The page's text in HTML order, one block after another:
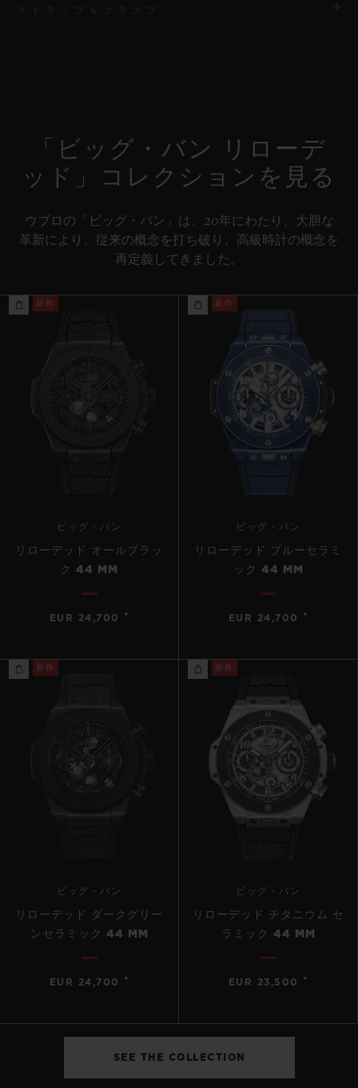
約72時間
ン入りラバーストラップ
ブラックセラミック＆チタニウム（ブラックコーティング）
「ビッグ・バン リローデ
ッド」コレクションを見る
ウブロの「ビッグ・バン」は、20年にわたり、大胆な
革新により、従来の概念を打ち破り、高級時計の概念を
再定義してきました。
新作
ビッグ・バン
リローデッド オールブラッ
ク 44 MM
EUR 24,700 •
新作
ビッグ・バン
リローデッド ブルーセラミ
ック 44 MM
EUR 24,700 •
新作
ビッグ・バン
リローデッド ダークグリー
ンセラミック 44 MM
EUR 24,700 •
新作
ビッグ・バン
リローデッド チタニウム セ
ラミック 44 MM
EUR 23,500 •
SEE THE COLLECTION